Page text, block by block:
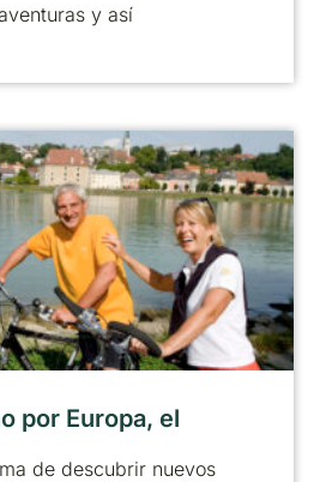
y así
por Europa, el
de descubrir nuevos